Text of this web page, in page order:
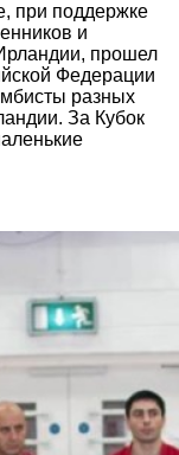
при поддержке
и
прошел
Федерации
разных
За Кубок